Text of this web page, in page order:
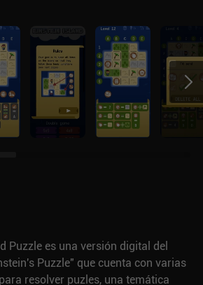
Puzzle es una versión digital del
Puzzle" que cuenta con varias
resolver puzles, una temática